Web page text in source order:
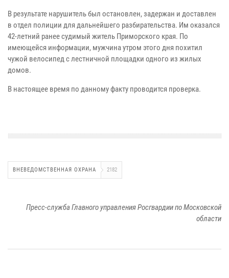
В результате нарушитель был остановлен, задержан и доставлен
в отдел полиции для дальнейшего разбирательства. Им оказался
42-летний ранее судимый житель Приморского края. По
имеющейся информации, мужчина утром этого дня похитил
чужой велосипед с лестничной площадки одного из жилых
домов.
В настоящее время по данному факту проводится проверка.
ВНЕВЕДОМСТВЕННАЯ ОХРАНА 2182
Пресс-служба Главного управления Росгвардии по Московской
области